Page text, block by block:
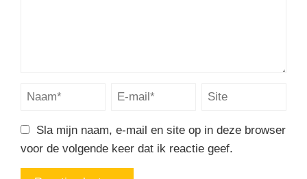
Sla mijn naam, e-mail en site op in deze browser
voor de volgende keer dat ik reactie geef.